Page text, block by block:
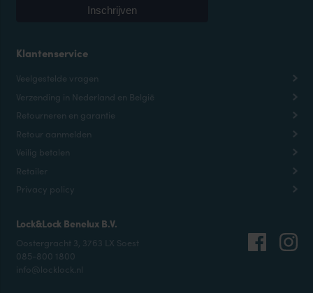
Klantenservice
Veelgestelde vragen
Verzending in Nederland en België
Retourneren en garantie
Retour aanmelden
Veilig betalen
Retailer
Privacy policy
Lock&Lock Benelux B.V.
Oostergracht 3, 3763 LX Soest
085-800 1800
info@locklock.nl